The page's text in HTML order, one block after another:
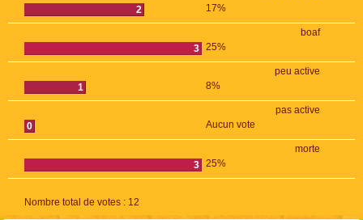
2
17%
boaf
3 25%
peu active
1
8%
pas active
0
Aucun vote
morte
3 25%
Nombre total de votes : 12